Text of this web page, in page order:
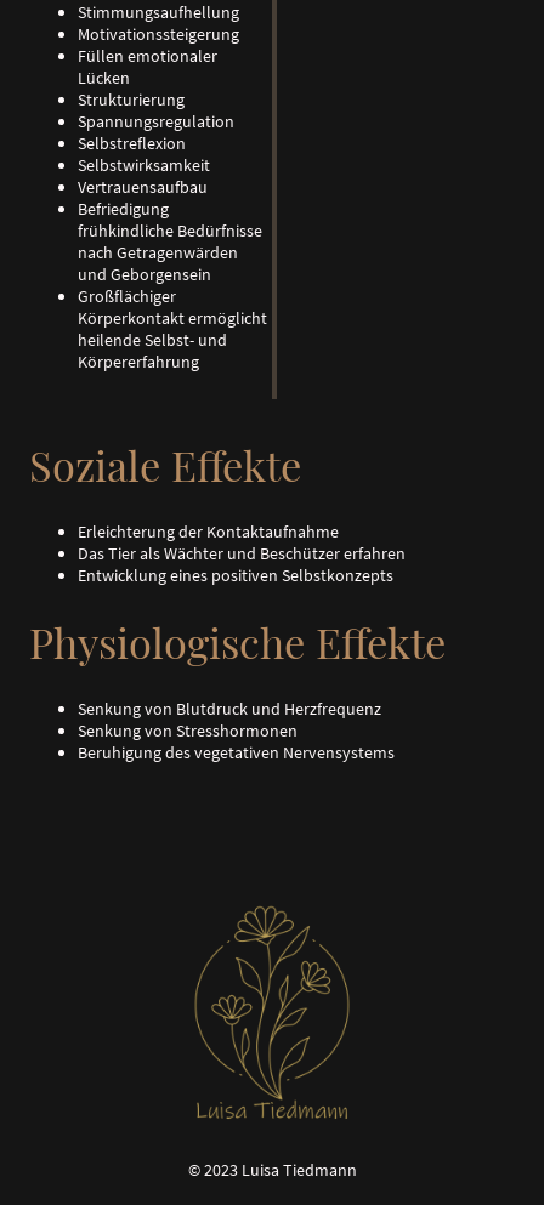
Stimmungsaufhellung
Motivationssteigerung
Füllen emotionaler
Lücken
Strukturierung
Spannungsregulation
Selbstreflexion
Selbstwirksamkeit
Vertrauensaufbau
Befriedigung
frühkindliche Bedürfnisse
nach Getragenwärden
und Geborgensein
Großflächiger
Körperkontakt ermöglicht
heilende Selbst- und
Körpererfahrung
Soziale Effekte
Erleichterung der Kontaktaufnahme
Das Tier als Wächter und Beschützer erfahren
Entwicklung eines positiven Selbstkonzepts
Physiologische Effekte
Senkung von Blutdruck und Herzfrequenz
Senkung von Stresshormonen
Beruhigung des vegetativen Nervensystems
© 2023 Luisa Tiedmann